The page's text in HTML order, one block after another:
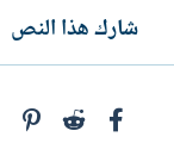
شارك هذا النص
فيسبوكReddit